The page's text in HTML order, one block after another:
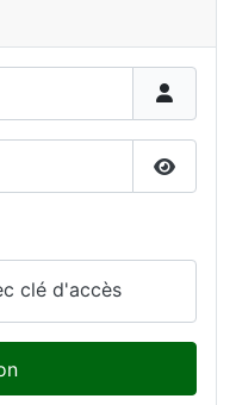
clé d'accès